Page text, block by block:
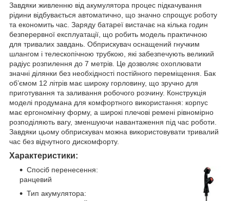
Завдяки живленню від акумулятора процес підкачування
рідини відбувається автоматично, що значно спрощує роботу
та економить час. Заряду батареї вистачає на кілька годин
безперервної експлуатації, що робить модель практичною
для тривалих завдань. Обприскувач оснащений гнучким
шлангом і телескопічною трубкою, які забезпечують великий
радіус розпилення до 7 метрів. Це дозволяє охоплювати
значні ділянки без необхідності постійного переміщення. Бак
об’ємом 12 літрів має широку горловину, що зручно для
приготування та заливання робочого розчину. Конструкція
моделі продумана для комфортного використання: корпус
має ергономічну форму, а широкі плечові ремені рівномірно
розподіляють вагу, зменшуючи навантаження під час роботи.
Завдяки цьому обприскувач можна використовувати тривалий
час без відчутного дискомфорту.
Характеристики:
Спосіб перенесення:
ранцевий
Тип акумулятора: